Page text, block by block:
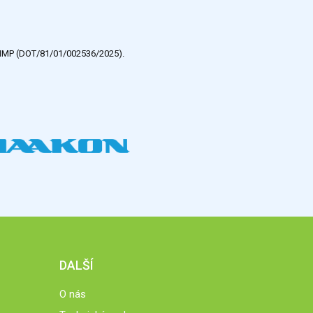
(DOT/81/01/002536/2025).
DALŠÍ
O nás